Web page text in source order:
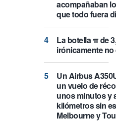
acompañaban
que todo fuera
La botella π de
irónicamente
Un Airbus
un vuelo de
unos minutos y
kilómetros sin
Melbourne y